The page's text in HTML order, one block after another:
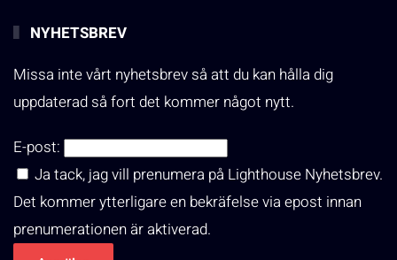
NYHETSBREV
Missa inte vårt nyhetsbrev så att du kan hålla dig
uppdaterad så fort det kommer något nytt.
E-post:
Ja tack, jag vill prenumera på Lighthouse Nyhetsbrev.
Det kommer ytterligare en bekräfelse via epost innan
prenumerationen är aktiverad.